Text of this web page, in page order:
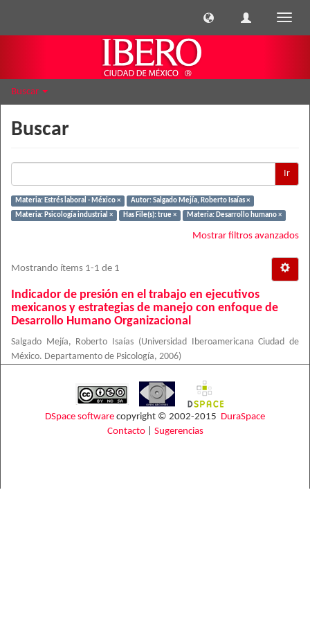
Buscar
Buscar
Ir
Materia: Estrés laboral - México ×
Autor: Salgado Mejía, Roberto Isaías ×
Materia: Psicología industrial ×
Has File(s): true × Materia: Desarrollo humano ×
Mostrar filtros avanzados
Mostrando ítems 1-1 de 1
Indicador de presión en el trabajo en ejecutivos
mexicanos y estrategias de manejo con enfoque de
Desarrollo Humano Organizacional
Salgado Mejía, Roberto Isaías (Universidad Iberoamericana Ciudad de
México. Departamento de Psicología, 2006)
DSpace software copyright © 2002-2015 DuraSpace
Contacto| Sugerencias